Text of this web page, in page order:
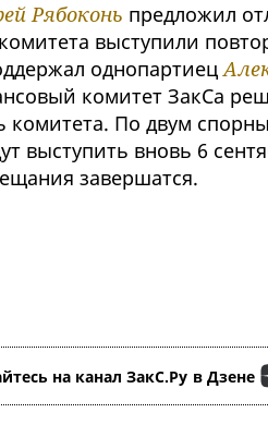
Рябоконь предложил
выступили
однопартиец
комитет ЗакСа
комитета. По двум
выступить вновь 6
завершатся.
на канал ЗакС.Ру в Дзене